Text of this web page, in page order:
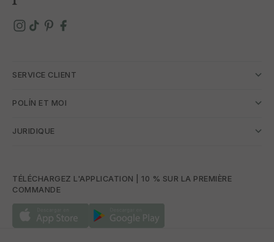
SERVICE CLIENT
POLÍN ET MOI
JURIDIQUE
TÉLÉCHARGEZ L'APPLICATION | 10 % SUR LA PREMIÈRE
COMMANDE